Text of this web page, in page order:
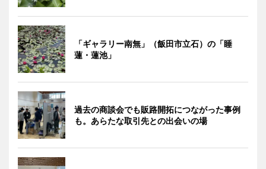
「ギャラリー南無」（飯田市立石）の「睡
蓮・蓮池」
過去の商談会でも販路開拓につながった事例
も。あらたな取引先との出会いの場